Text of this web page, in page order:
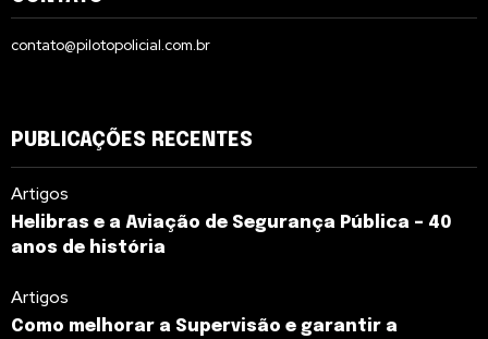
contato@pilotopolicial.com.br
PUBLICAÇÕES RECENTES
Artigos
Helibras e a Aviação de Segurança Pública – 40
anos de história
Artigos
Como melhorar a Supervisão e garantir a